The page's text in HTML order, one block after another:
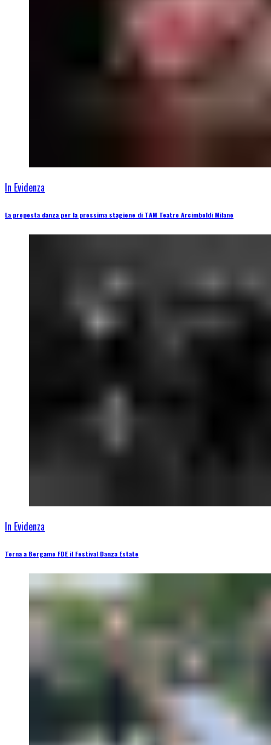
In Evidenza
La proposta danza per la prossima stagione di TAM Teatro Arcimboldi Milano
In Evidenza
Torna a Bergamo FDE il Festival Danza Estate